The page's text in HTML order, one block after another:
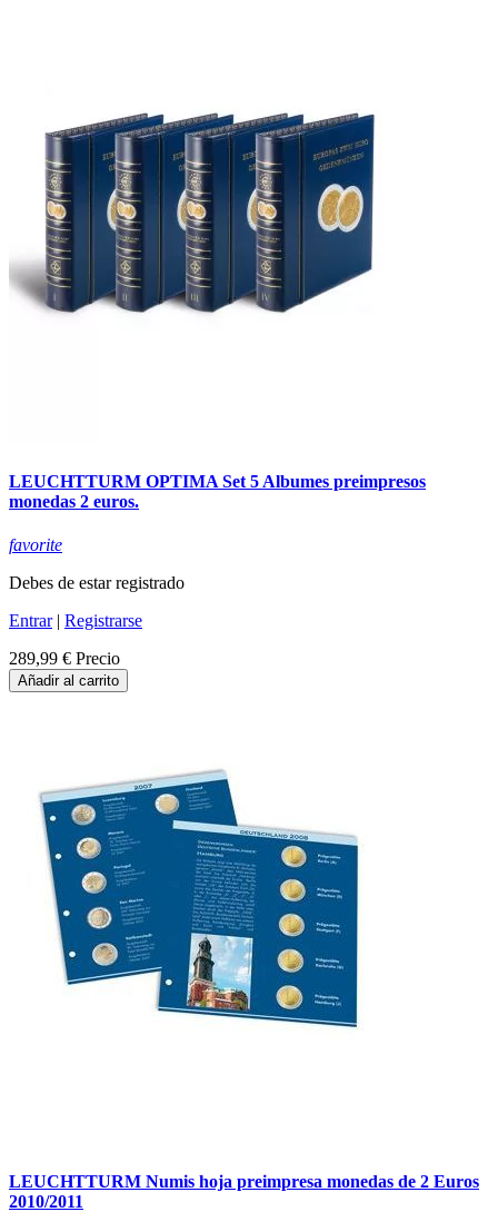
LEUCHTTURM OPTIMA Set 5 Albumes preimpresos
monedas 2 euros.
favorite
Debes de estar registrado
Entrar| Registrarse
289,99 € Precio
Añadir al carrito
LEUCHTTURM Numis hoja preimpresa monedas de 2 Euros
2010/2011